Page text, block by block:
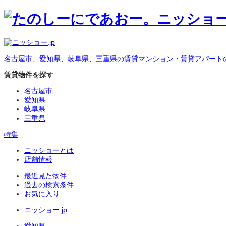
名古屋市、愛知県、岐阜県、三重県の賃貸マンション・賃貸アパート
賃貸物件を探す
名古屋市
愛知県
岐阜県
三重県
特集
ニッショーとは
店舗情報
最近見た物件
過去の検索条件
お気に入り
ニッショー.jp